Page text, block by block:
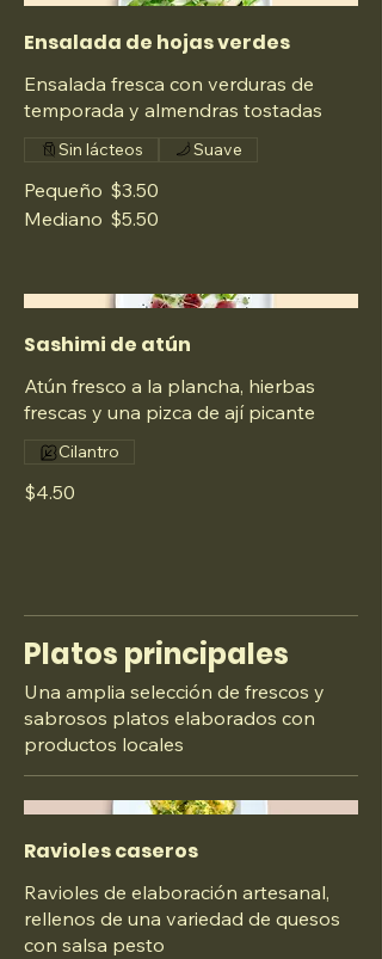
Ensalada de hojas verdes
Ensalada fresca con verduras de
temporada y almendras tostadas
Pequeño $3.50
Mediano $5.50
Sin lácteos Suave
Sashimi de atún
Atún fresco a la plancha, hierbas
frescas y una pizca de ají picante
$4.50
Cilantro
Platos principales
Una amplia selección de frescos y
sabrosos platos elaborados con
productos locales
Ravioles caseros
Ravioles de elaboración artesanal,
rellenos de una variedad de quesos
con salsa pesto